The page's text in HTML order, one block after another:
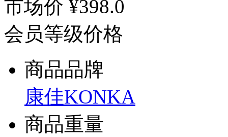
市场价 ¥398.0
会员等级价格
商品品牌
康佳KONKA
商品重量